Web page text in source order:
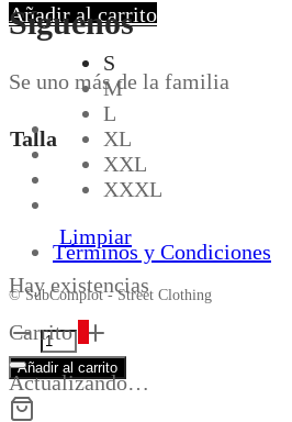
Añadir al carrito
Talla
S
M
L
XL
XXL
XXXL
Limpiar
Hay existencias
HOODIE
SUBFLOP
BY
Añadir al carrito
Síguenos
Se uno más de la familia
Términos y Condiciones
© SubComplot - Street Clothing
Carrito
Actualizando…